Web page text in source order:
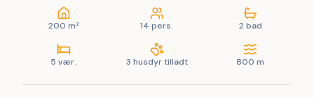
200 m² 14 pers. 2 bad
5 vær. 3 husdyr tilladt 800 m